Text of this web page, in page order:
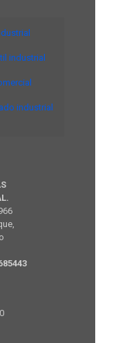
industrial
industrial